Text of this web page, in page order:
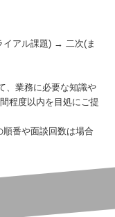
アル課題) → 二次(ま
、業務に必要な知識や
程度以内を目処にご提
番や面談回数は場合